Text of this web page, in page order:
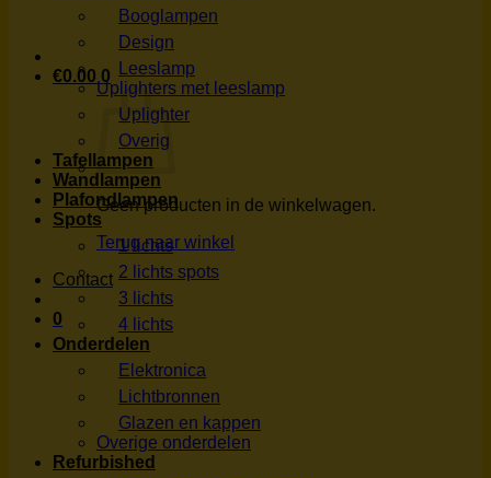
€0.00 0
Geen producten in de winkelwagen.
Terug naar winkel
Contact
0
Booglampen
Design
Leeslamp
Uplighters met leeslamp
Uplighter
Overig
Tafellampen
Wandlampen
Plafondlampen
Spots
1 lichts
2 lichts spots
3 lichts
4 lichts
Onderdelen
Elektronica
Lichtbronnen
Glazen en kappen
Overige onderdelen
Refurbished